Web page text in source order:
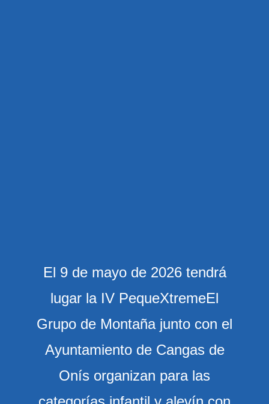
El 9 de mayo de 2026 tendrá
lugar la IV PequeXtremeEl
Grupo de Montaña junto con el
Ayuntamiento de Cangas de
Onís organizan para las